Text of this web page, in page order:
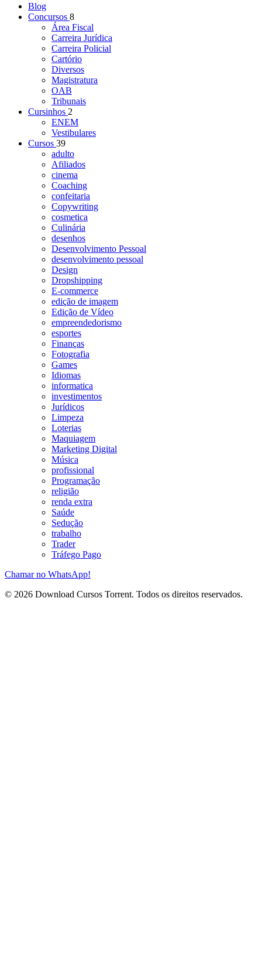
Blog
Concursos 8
Área Fiscal
Carreira Jurídica
Carreira Policial
Cartório
Diversos
Magistratura
OAB
Tribunais
Cursinhos 2
ENEM
Vestibulares
Cursos 39
adulto
Afiliados
cinema
Coaching
confeitaria
Copywriting
cosmetica
Culinária
desenhos
Desenvolvimento Pessoal
desenvolvimento pessoal
Design
Dropshipping
E-commerce
edição de imagem
Edição de Vídeo
empreendedorismo
esportes
Finanças
Fotografia
Games
Idiomas
informatica
investimentos
Jurídicos
Limpeza
Loterias
Maquiagem
Marketing Digital
Música
profissional
Programação
religião
renda extra
Saúde
Sedução
trabalho
Trader
Tráfego Pago
Chamar no WhatsApp!
© 2026 Download Cursos Torrent. Todos os direitos reservados.